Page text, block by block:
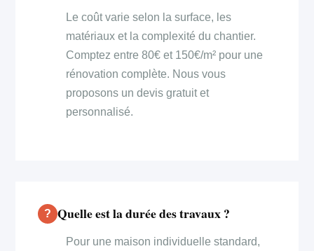
Le coût varie selon la surface, les
matériaux et la complexité du chantier.
Comptez entre 80€ et 150€/m² pour une
rénovation complète. Nous vous
proposons un devis gratuit et
personnalisé.
Quelle est la durée des travaux ?
Pour une maison individuelle standard,